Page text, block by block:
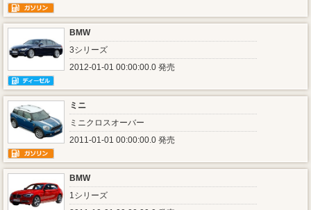
BMW
3シリーズ
2012-01-01 00:00:00.0 発売
ミニ
ミニクロスオーバー
2011-01-01 00:00:00.0 発売
BMW
1シリーズ